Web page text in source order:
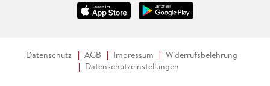
Datenschutz AGB Impressum
Widerrufsbelehrung
Datenschutzeinstellungen